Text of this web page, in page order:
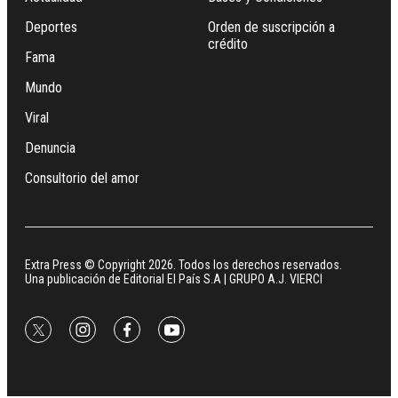
Deportes
Fama
Mundo
Viral
Denuncia
Consultorio del amor
Orden de suscripción a
crédito
Extra Press © Copyright 2026. Todos los derechos reservados.
Una publicación de Editorial El País S.A | GRUPO A.J. VIERCI
twitterinstagramfacebookyoutube